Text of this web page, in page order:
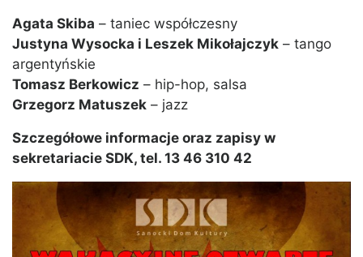
Agata Skiba – taniec współczesny
Justyna Wysocka i Leszek Mikołajczyk – tango
argentyńskie
Tomasz Berkowicz – hip-hop, salsa
Grzegorz Matuszek – jazz
Szczegółowe informacje oraz zapisy w
sekretariacie SDK, tel. 13 46 310 42